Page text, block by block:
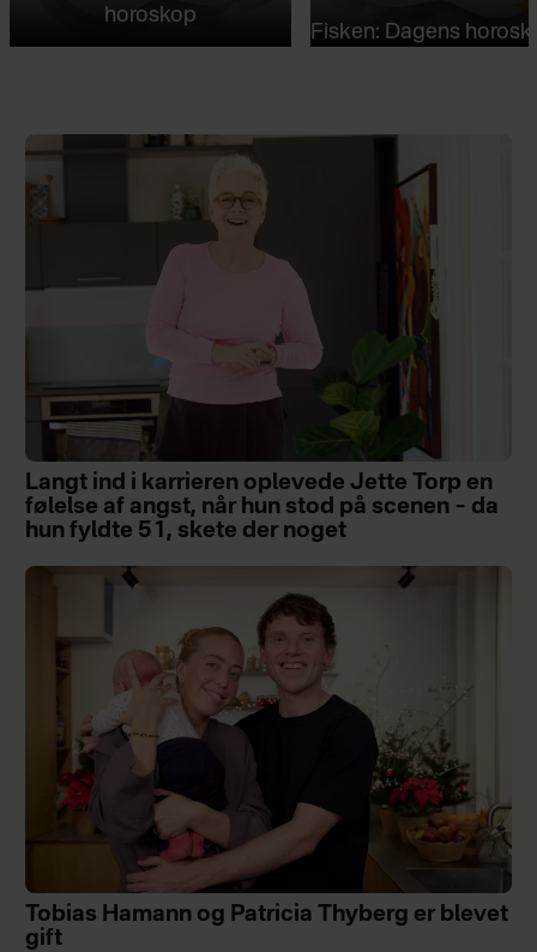
horoskop
Fisken: Dagens
Langt ind i karrieren oplevede Jette Torp en
følelse af angst, når hun stod på scenen – da
hun fyldte 51, skete der noget
Tobias Hamann og Patricia Thyberg er blevet
gift